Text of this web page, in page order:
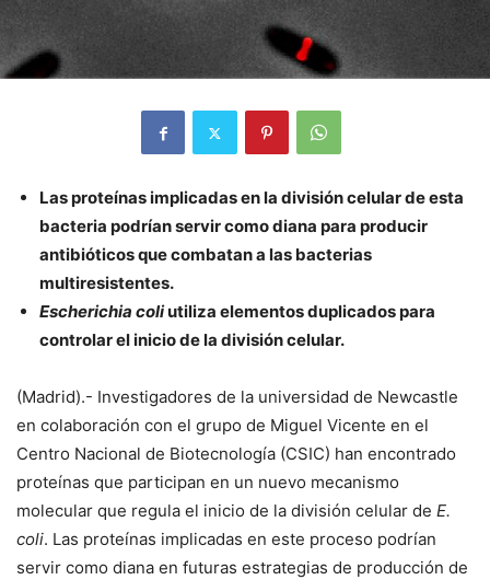
Las proteínas implicadas en la división celular de esta
bacteria podrían servir como diana para producir
antibióticos que combatan a las bacterias
multiresistentes.
Escherichia coliutiliza elementos duplicados para
controlar el inicio de la división celular.
(Madrid).- Investigadores de la universidad de Newcastle
en colaboración con el grupo de Miguel Vicente en el
Centro Nacional de Biotecnología (CSIC) han encontrado
proteínas que participan en un nuevo mecanismo
molecular que regula el inicio de la división celular de E.
coli. Las proteínas implicadas en este proceso podrían
servir como diana en futuras estrategias de producción de